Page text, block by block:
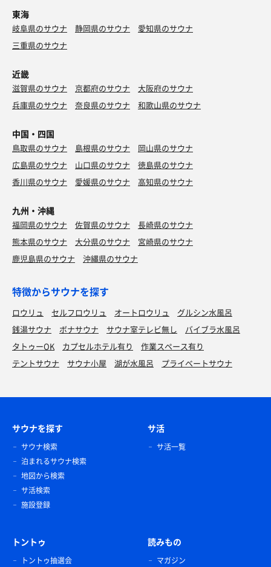
東海
岐阜県のサウナ 静岡県のサウナ
愛知県のサウナ
三重県のサウナ
近畿
滋賀県のサウナ 京都府のサウナ
大阪府のサウナ
兵庫県のサウナ
奈良県のサウナ 和歌山県のサウナ
中国・四国
鳥取県のサウナ 島根県のサウナ
岡山県のサウナ
広島県のサウナ
山口県のサウナ
徳島県のサウナ
香川県のサウナ
愛媛県のサウナ 高知県のサウナ
九州・沖縄
福岡県のサウナ 佐賀県のサウナ
長崎県のサウナ
熊本県のサウナ
大分県のサウナ
宮崎県のサウナ
鹿児島県のサウナ
沖縄県のサウナ
特徴からサウナを探す
ロウリュ セルフロウリュ オートロウリュ
グルシン水風呂
銭湯サウナ
ボナサウナ サウナ室テレビ無し
バイブラ水風呂
タトゥーOK
カプセルホテル有り
作業スペース有り
テントサウナ
サウナ小屋 湖が水風呂 プライベートサウナ
サウナを探す
サウナ検索
泊まれるサウナ検索
地図から検索
サ活検索
施設登録
サ活
サ活一覧
トントゥ
トントゥ抽選会
読みもの
マガジン